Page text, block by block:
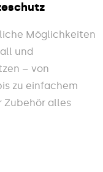
Möglichkeiten
und
– von
zu einfachem
Zubehör alles